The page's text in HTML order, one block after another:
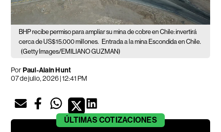
BHP recibe permiso para ampliar su mina de cobre en Chile: invertirá
cerca de US$15.000 millones. Entrada a la mina Escondida en Chile.
(Getty Images/EMILIANO GUZMAN)
PorPaul-Alain Hunt
07 de julio, 2026 | 12:41 PM
ÚLTIMAS COTIZACIONES